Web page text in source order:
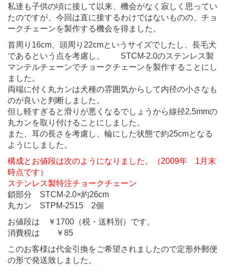
私達も子供の頃に接して以来、機会がなく寂しく思ってい
たのですが、今回は直に接するわけではないものの、チョ
ークチェーンを製作する機会を得ました。
首周り16cm、頭周り22cmというサイズでしたし、長毛犬
であるという点を考慮し、 STCM-2.0のステンレス製
マンテルチェーンでチョークチェーンを製作することにし
ました。
両端に付く丸カンは犬種の雰囲気からして内径の小さなも
のが良いと判断しました。
但し軽すぎると滑りが悪くなるでしょうから線径2.5mmの
丸カンを取り付けることにしました。
また、耳の長さを考慮し、輪にした状態で約25cmとなる
ようにしました。
構成とお値段は次のようになりました。（2009年 1月末
時点です）
ステンレス製特注チョークチェーン
鎖部分 STCM-2.0×約26cm
丸カン STPM-2515 2個
お値段は ￥1700（税・送料別）です。
消費税は ￥85
このお客様は代金引換をご希望されましたので定形外郵便
の形で発送致しました。